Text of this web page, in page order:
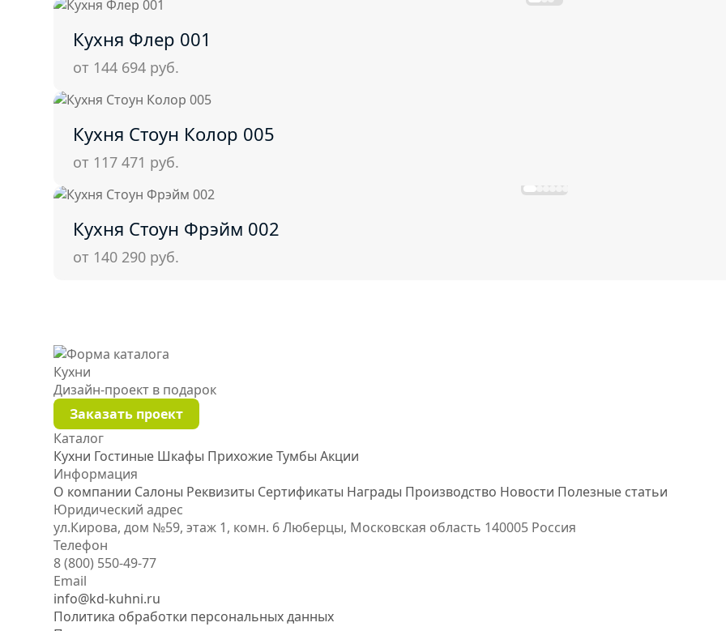
Кухня Флер 001
от 144 694 руб.
Кухня Стоун Колор 005
от 117 471 руб.
Кухня Стоун Фрэйм 002
от 140 290 руб.
Кухни
Дизайн-проект в подарок
Заказать проект
Каталог
Кухни Гостиные Шкафы ПрихожиеТумбы Акции
Информация
О компании Салоны Реквизиты Сертификаты Награды Производство Новости Полезные статьи
Юридический адрес
ул.Кирова, дом №59, этаж 1, комн. 6Люберцы, Московская область 140005 Россия
Телефон
8 (800) 550-49-77
Email
info@kd-kuhni.ru
Политика обработки персональных данных